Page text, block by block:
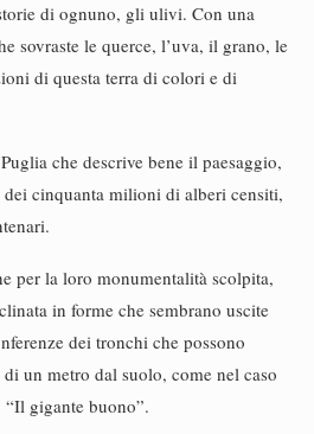
di ognuno, gli ulivi. Con una
sovraste le querce, l’uva, il grano, le
di questa terra di colori e di
che descrive bene il paesaggio,
cinquanta milioni di alberi censiti,
per la loro monumentalità scolpita,
in forme che sembrano uscite
dei tronchi che possono
un metro dal suolo, come nel caso
gigante buono”.